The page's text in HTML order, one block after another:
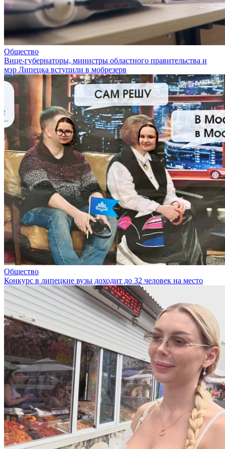
Общество
Вице-губернаторы, министры областного правительства и
мэр Липецка вступили в мобрезерв
Общество
Конкурс в липецкие вузы доходит до 32 человек на место